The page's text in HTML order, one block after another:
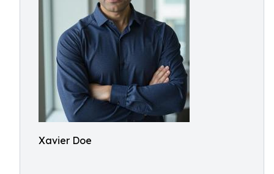
Xavier Doe